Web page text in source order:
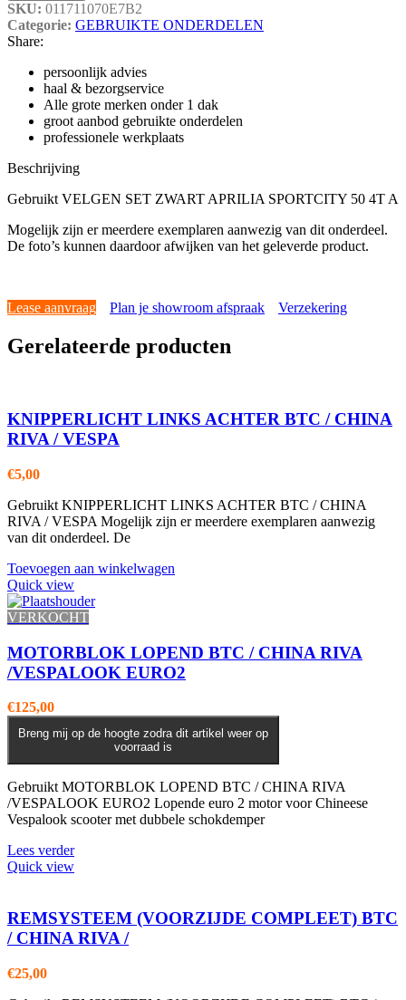
SKU: 011711070E7B2
Categorie: GEBRUIKTE ONDERDELEN
Share:
persoonlijk advies
haal & bezorgservice
Alle grote merken onder 1 dak
groot aanbod gebruikte onderdelen
professionele werkplaats
Beschrijving
Gebruikt VELGEN SET ZWART APRILIA SPORTCITY 50 4T A
Mogelijk zijn er meerdere exemplaren aanwezig van dit onderdeel.
De foto’s kunnen daardoor afwijken van het geleverde product.
Lease aanvraag Plan je showroom afspraak Verzekering
Gerelateerde producten
KNIPPERLICHT LINKS ACHTER BTC / CHINA
RIVA / VESPA
€5,00
Gebruikt KNIPPERLICHT LINKS ACHTER BTC / CHINA
RIVA / VESPA Mogelijk zijn er meerdere exemplaren aanwezig
van dit onderdeel. De
Toevoegen aan winkelwagen
Quick view
VERKOCHT
MOTORBLOK LOPEND BTC / CHINA RIVA
/VESPALOOK EURO2
€125,00
Breng mij op de hoogte zodra dit artikel weer op
voorraad is
Gebruikt MOTORBLOK LOPEND BTC / CHINA RIVA
/VESPALOOK EURO2 Lopende euro 2 motor voor Chineese
Vespalook scooter met dubbele schokdemper
Lees verder
Quick view
REMSYSTEEM (VOORZIJDE COMPLEET) BTC
/ CHINA RIVA /
€25,00